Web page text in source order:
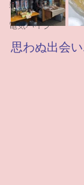
新基準原付
電気バイク
思わぬ出会